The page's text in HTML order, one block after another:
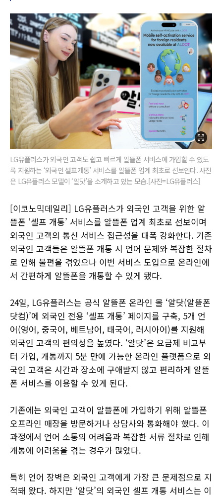
LG유플러스가 외국인 고객도 쉽고 빠르게 알뜰폰 서비스에 가입할 수 있도
록 지원하는 ‘외국인 셀프개통’ 서비스를 알뜰폰 업계 최초로 선보인다. 사진
은 LG유플러스 모델이 ‘알닷’을 소개하고 있는 모습.[사진=LG유플러스]
[이코노믹데일리] LG유플러스가 외국인 고객을 위한 알
뜰폰 ‘셀프 개통’ 서비스를 알뜰폰 업계 최초로 선보이며
외국인 고객의 통신 서비스 접근성을 대폭 강화한다. 기존
외국인 고객들은 알뜰폰 개통 시 언어 문제와 복잡한 절차
로 인해 불편을 겪었으나 이번 서비스 도입으로 온라인에
서 간편하게 알뜰폰을 개통할 수 있게 됐다.
24일, LG유플러스는 공식 알뜰폰 온라인 몰 ‘알닷(알뜰폰
닷컴)’에 외국인 전용 ‘셀프 개통’ 페이지를 구축, 5개 언
어(영어, 중국어, 베트남어, 태국어, 러시아어)를 지원해
외국인 고객의 편의성을 높였다. ‘알닷’은 요금제 비교부
터 가입, 개통까지 5분 만에 가능한 온라인 플랫폼으로 외
국인 고객은 시간과 장소에 구애받지 않고 편리하게 알뜰
폰 서비스를 이용할 수 있게 된다.
기존에는 외국인 고객이 알뜰폰에 가입하기 위해 알뜰폰
오프라인 매장을 방문하거나 상담사와 통화해야 했다. 이
과정에서 언어 소통의 어려움과 복잡한 서류 절차로 인해
개통에 어려움을 겪는 경우가 많았다.
특히 언어 장벽은 외국인 고객에게 가장 큰 문제점으로 지
적돼 왔다. 하지만 ‘알닷’의 외국인 셀프 개통 서비스는 이